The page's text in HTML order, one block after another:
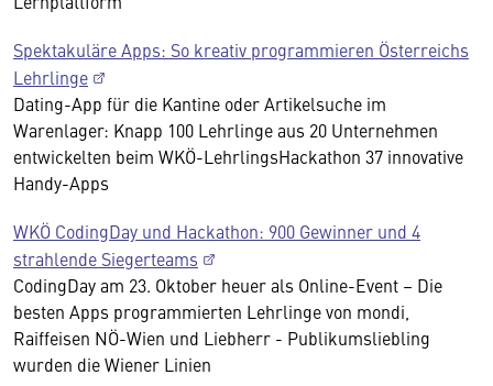
Spektakuläre Apps: So kreativ programmieren Österreichs
Lehrlinge
Dating-App für die Kantine oder Artikelsuche im
Warenlager: Knapp 100 Lehrlinge aus 20 Unternehmen
entwickelten beim WKÖ-LehrlingsHackathon 37 innovative
Handy-Apps
WKÖ CodingDay und Hackathon: 900 Gewinner und 4
strahlende Siegerteams
CodingDay am 23. Oktober heuer als Online-Event – Die
besten Apps programmierten Lehrlinge von mondi,
Raiffeisen NÖ-Wien und Liebherr - Publikumsliebling
wurden die Wiener Linien